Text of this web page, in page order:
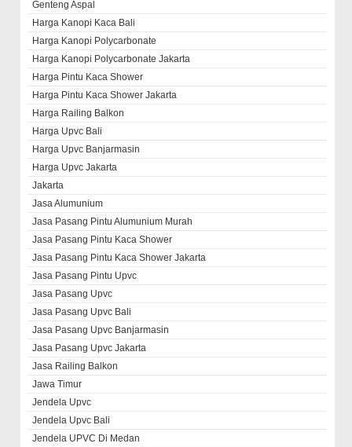
Genteng Aspal
Harga Kanopi Kaca Bali
Harga Kanopi Polycarbonate
Harga Kanopi Polycarbonate Jakarta
Harga Pintu Kaca Shower
Harga Pintu Kaca Shower Jakarta
Harga Railing Balkon
Harga Upvc Bali
Harga Upvc Banjarmasin
Harga Upvc Jakarta
Jakarta
Jasa Alumunium
Jasa Pasang Pintu Alumunium Murah
Jasa Pasang Pintu Kaca Shower
Jasa Pasang Pintu Kaca Shower Jakarta
Jasa Pasang Pintu Upvc
Jasa Pasang Upvc
Jasa Pasang Upvc Bali
Jasa Pasang Upvc Banjarmasin
Jasa Pasang Upvc Jakarta
Jasa Railing Balkon
Jawa Timur
Jendela Upvc
Jendela Upvc Bali
Jendela UPVC Di Medan